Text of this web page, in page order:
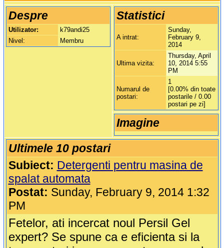
Despre
Utilizator:
k79andi25
Nivel:
Membru
Statistici
A intrat:
Sunday,
February 9,
2014
Ultima vizita:
Thursday, April
10, 2014 5:55
PM
Numarul de
postari:
1
[0.00% din toate
postarile / 0.00
postari pe zi]
Imagine
Ultimele 10 postari
Subiect: Detergenti pentru masina de
spalat automata
Postat: Sunday, February 9, 2014 1:32
PM
Fetelor, ati incercat noul Persil Gel
expert? Se spune ca e eficienta si la